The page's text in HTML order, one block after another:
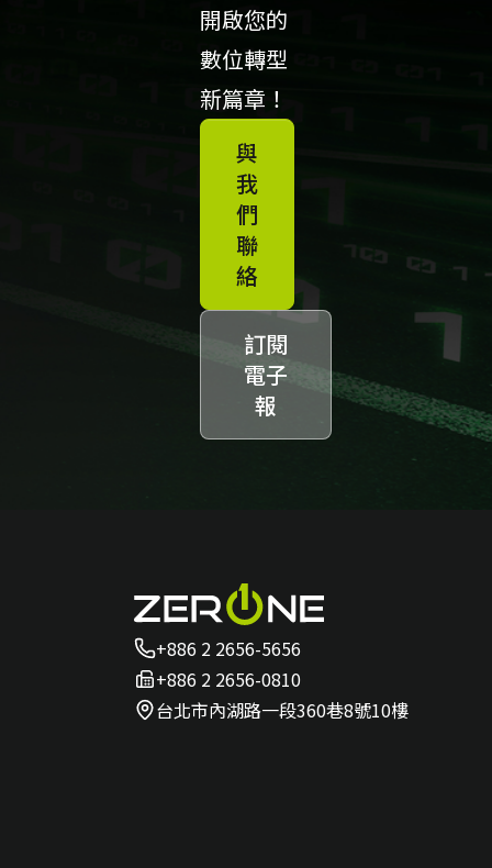
開啟您的
數位轉型
新篇章！
與
我
們
聯
絡
訂閱
電子
報
+886 2 2656-5656
+886 2 2656-0810
台北市內湖路一段360巷8號10樓